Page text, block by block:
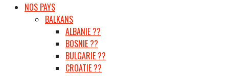
NOS PAYS
BALKANS
ALBANIE ??
BOSNIE ??
BULGARIE ??
CROATIE ??